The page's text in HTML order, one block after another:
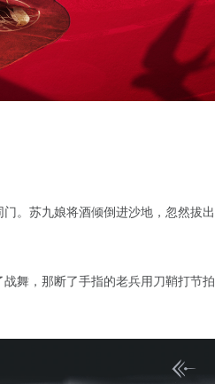
。苏九娘将酒倾倒进沙地，忽然拔出
舞，那断了手指的老兵用刀鞘打节拍